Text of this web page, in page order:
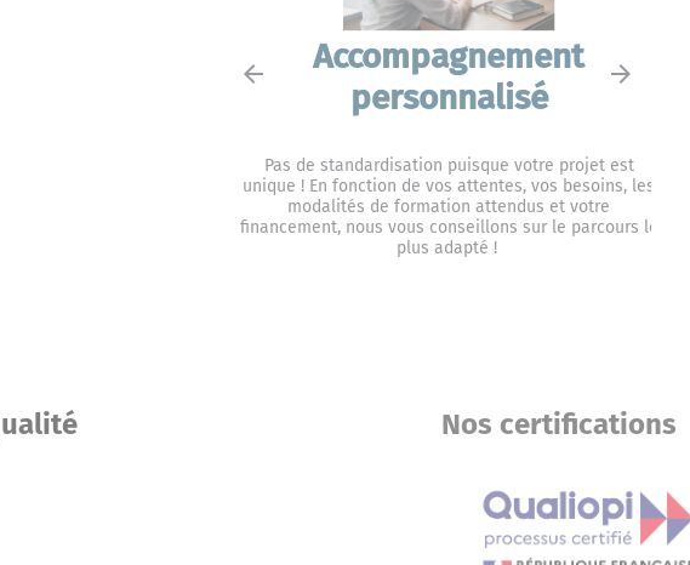
Accompagnement
personnalisé
Pas de standardisation puisque votre projet est
unique ! En fonction de vos attentes, vos besoins, les
modalités de formation attendus et votre
financement, nous vous conseillons sur le parcours le
plus adapté !
arrow_back arrow_forward
Nos certifications